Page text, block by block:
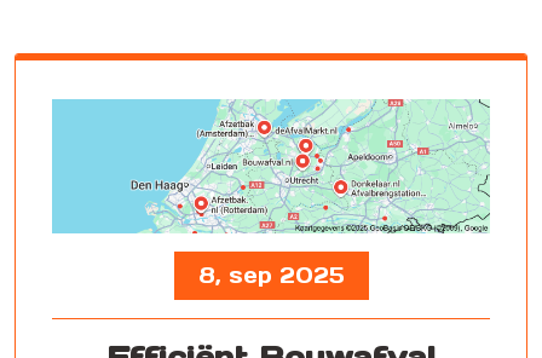
8, sep 2025